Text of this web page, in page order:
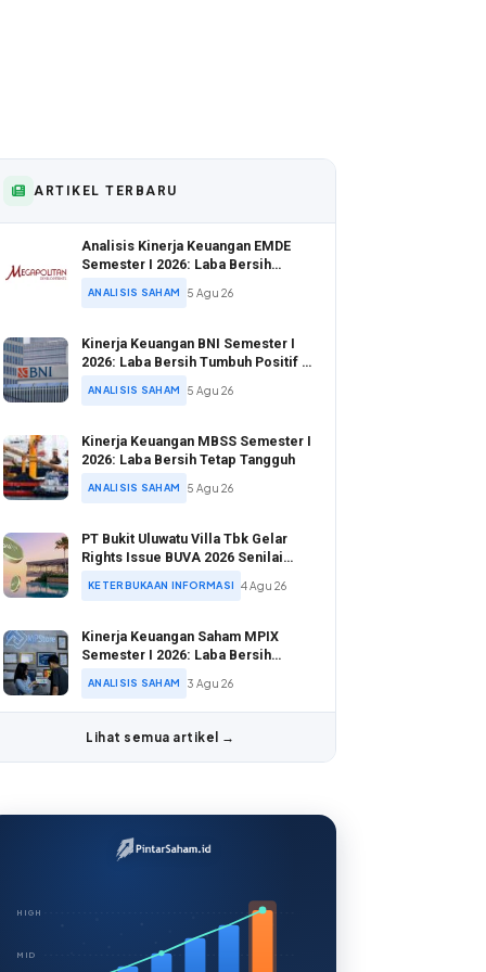
ARTIKEL TERBARU
Analisis Kinerja Keuangan EMDE
Semester I 2026: Laba Bersih
ANALISIS SAHAM 5 Agu 26
Kinerja Keuangan BNI Semester I
2026: Laba Bersih Tumbuh Positif di
ANALISIS SAHAM 5 Agu 26
Kinerja Keuangan MBSS Semester I
2026: Laba Bersih Tetap Tangguh
ANALISIS SAHAM 5 Agu 26
PT Bukit Uluwatu Villa Tbk Gelar
Rights Issue BUVA 2026 Senilai
KETERBUKAAN INFORMASI 4 Agu 26
Kinerja Keuangan Saham MPIX
Semester I 2026: Laba Bersih
ANALISIS SAHAM 3 Agu 26
Lihat semua artikel →
HIGH
MID